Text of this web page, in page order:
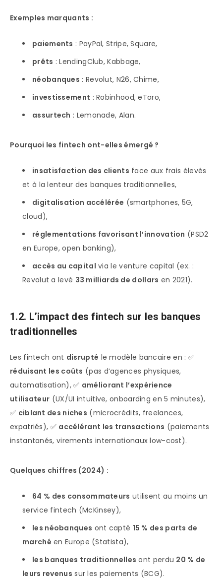
Exemples marquants :
paiements : PayPal, Stripe, Square,
prêts : LendingClub, Kabbage,
néobanques : Revolut, N26, Chime,
investissement : Robinhood, eToro,
assurtech : Lemonade, Alan.
Pourquoi les fintech ont-elles émergé ?
insatisfaction des clients face aux frais élevés
et à la lenteur des banques traditionnelles,
digitalisation accélérée (smartphones, 5G,
cloud),
réglementations favorisant l’innovation (PSD2
en Europe, open banking),
accès au capital via le venture capital (ex. :
Revolut a levé 33 milliards de dollars en 2021).
1.2. L’impact des fintech sur les banques
traditionnelles
Les fintech ont disrupté le modèle bancaire en : ✅
réduisant les coûts (pas d’agences physiques,
automatisation), ✅ améliorant l’expérience
utilisateur (UX/UI intuitive, onboarding en 5 minutes),
✅ ciblant des niches (microcrédits, freelances,
expatriés), ✅ accélérant les transactions (paiements
instantanés, virements internationaux low-cost).
Quelques chiffres (2024) :
64 % des consommateurs utilisent au moins un
service fintech (McKinsey),
les néobanques ont capté 15 % des parts de
marché en Europe (Statista),
les banques traditionnelles ont perdu 20 % de
leurs revenus sur les paiements (BCG).